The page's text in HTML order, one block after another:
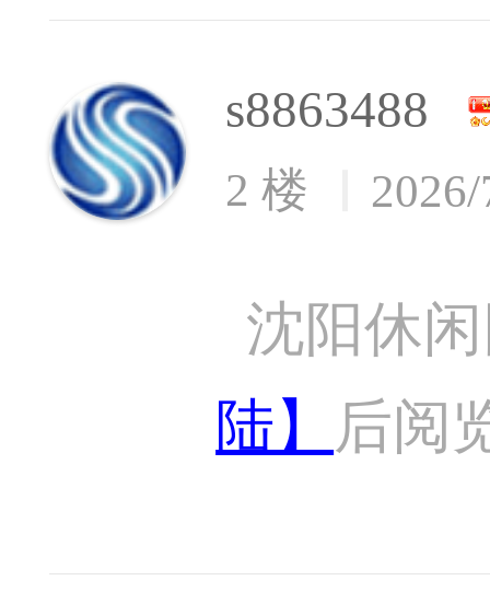
s8863488
2 楼
沈阳休
陆】
后阅